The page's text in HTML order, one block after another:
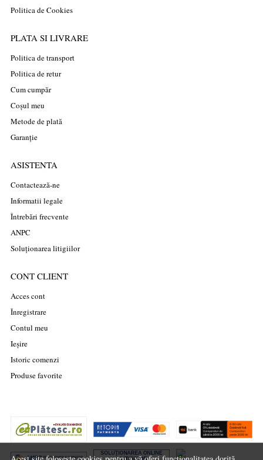
Politica de Cookies
PLATA SI LIVRARE
Politica de transport
Politica de retur
Cum cumpăr
Coșul meu
Metode de plată
Garanție
ASISTENTA
Contactează-ne
Informatii legale
Întrebări frecvente
ANPC
Soluționarea litigiilor
CONT CLIENT
Acces cont
Înregistrare
Contul meu
Ieșire
Istoric comenzi
Produse favorite